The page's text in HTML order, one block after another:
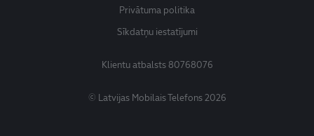
Privātuma politika
Sīkdatņu iestatījumi
Klientu atbalsts80768076
© Latvijas Mobilais Telefons 2026